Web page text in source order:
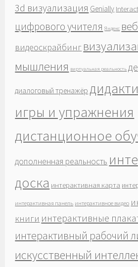
3d визуализация Genially
цифрового учителя Яндекс
видеоскрайбинг
мышления виртуальная реальность
диалоговый тренажёр
игры и упражнения
дистанционное
дополненная реальность
доска интерактивная карта
интерактивная панель интерактивное видео
книги интерактивные
интерактивный рабочий
искусственный